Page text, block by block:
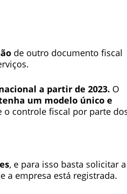
de outro documento fiscal
a partir de 2023. O
um modelo único e
o controle fiscal por parte
, e para isso basta solicitar a
a empresa está registrada.